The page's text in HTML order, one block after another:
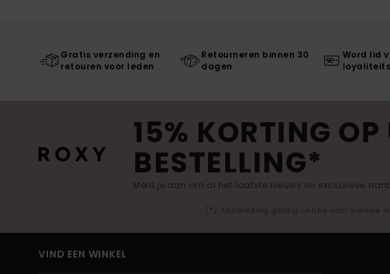
Gratis verzending en
retouren voor leden
Retourneren binnen 30
dagen
Word lid
15% KORTING OP
BESTELLING*
Meld je aan om al het laatste nieuws en exclusieve
(*) Aanbieding geldig online voor nieuwe
VIND EEN WINKEL